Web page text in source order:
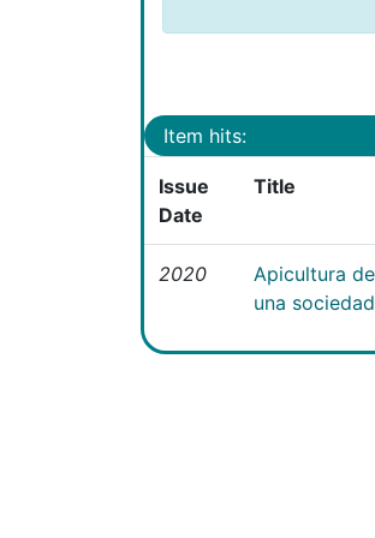
Item hits:
Issue
Date
Title
2020
Apicultura
una